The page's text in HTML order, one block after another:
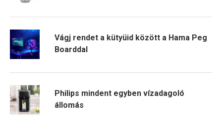
Vágj rendet a kütyüid között a Hama Peg
Boarddal
Philips mindent egyben vízadagoló
állomás